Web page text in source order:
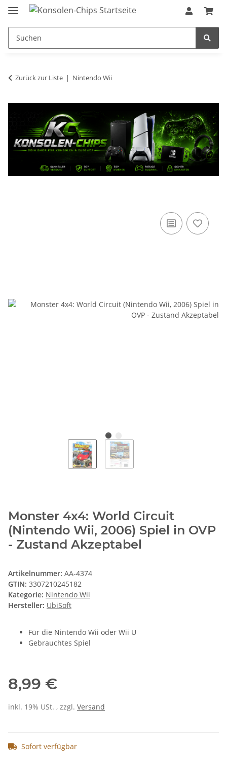
Zurück zur Liste Nintendo Wii
Monster 4x4: World Circuit
(Nintendo Wii, 2006) Spiel in OVP
- Zustand Akzeptabel
Artikelnummer: AA-4374
GTIN: 3307210245182
Kategorie: Nintendo Wii
Hersteller: UbiSoft
Für die Nintendo Wii oder Wii U
Gebrauchtes Spiel
8,99 €
inkl. 19% USt. , zzgl. Versand
Sofort verfügbar